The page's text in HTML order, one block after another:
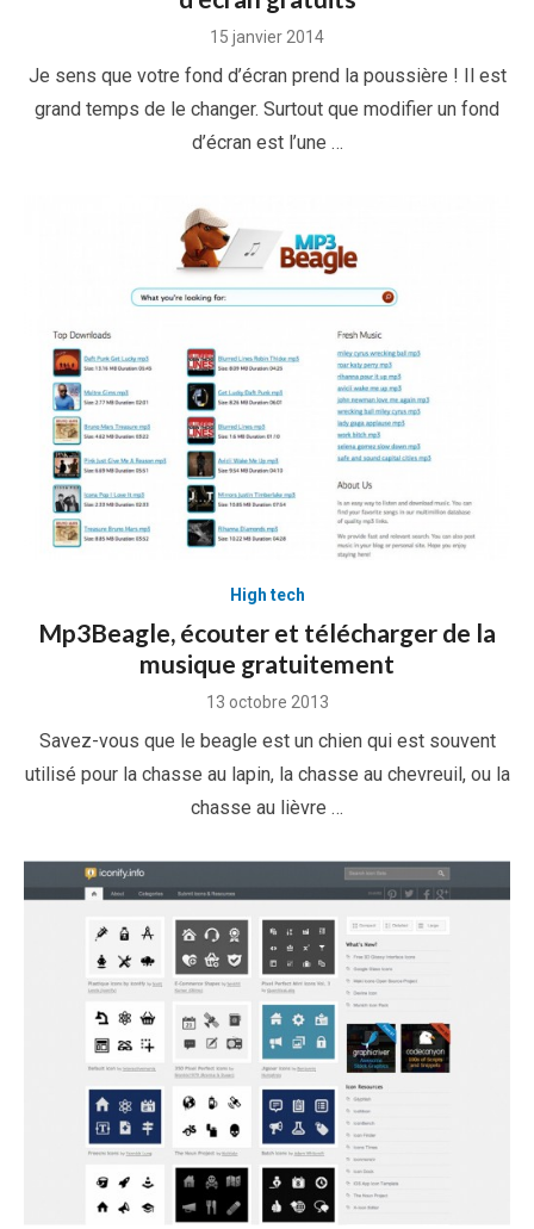
Posted
15 janvier 2014
Je sens que votre fond d’écran prend la poussière ! Il est
grand temps de le changer. Surtout que modifier un fond
d’écran est l’une …
High tech
Mp3Beagle, écouter et télécharger de la
musique gratuitement
Posted
13 octobre 2013
Savez-vous que le beagle est un chien qui est souvent
utilisé pour la chasse au lapin, la chasse au chevreuil, ou la
chasse au lièvre …